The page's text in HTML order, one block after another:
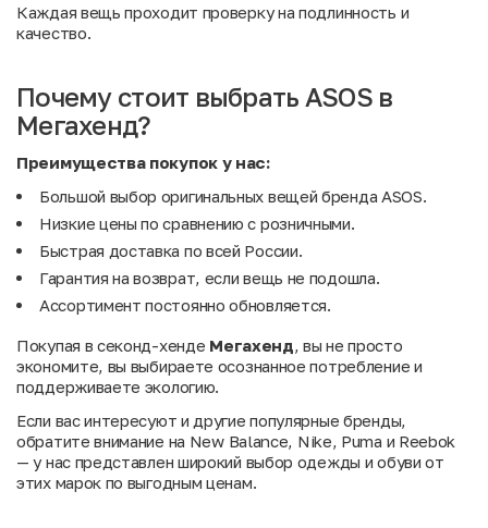
Каждая вещь проходит проверку на подлинность и
качество.
Почему стоит выбрать ASOS в
Мегахенд?
Преимущества покупок у нас:
Большой выбор оригинальных вещей бренда ASOS.
Низкие цены по сравнению с розничными.
Быстрая доставка по всей России.
Гарантия на возврат, если вещь не подошла.
Ассортимент постоянно обновляется.
Покупая в секонд-хенде Мегахенд , вы не просто
экономите, вы выбираете осознанное потребление и
поддерживаете экологию.
Если вас интересуют и другие популярные бренды,
обратите внимание на New Balance Nike Puma и Reebok
— у нас представлен широкий выбор одежды и обуви от
этих марок по выгодным ценам.